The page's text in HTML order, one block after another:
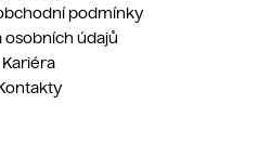
podmínky
osobních údajů
Kariéra